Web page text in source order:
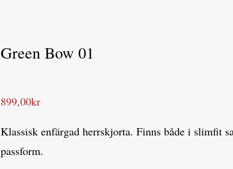
Green Bow 01
899,00kr
Klassisk enfärgad herrskjorta. Finns både i slimfit
passform.